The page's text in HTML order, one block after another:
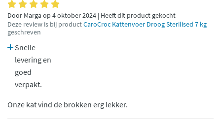
Door Marga op 4 oktober 2024 | Heeft dit product gekocht
Deze review is bij productCaroCroc Kattenvoer Droog Sterilised 7 kg
geschreven
Snelle
levering en
goed
verpakt.
Onze kat vind de brokken erg lekker.